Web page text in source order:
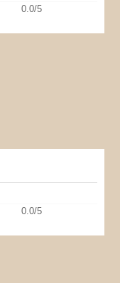
0.0/5
0.0/5